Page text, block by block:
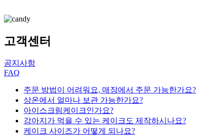
고객센터
공지사항
FAQ
주문 방법이 어려워요, 매장에서 주문 가능한가요?
상온에서 얼마나 보관 가능한가요?
아이스크림케이크인가요?
강아지가 먹을 수 있는 케이크도 제작하시나요?
케이크 사이즈가 어떻게 되나요?